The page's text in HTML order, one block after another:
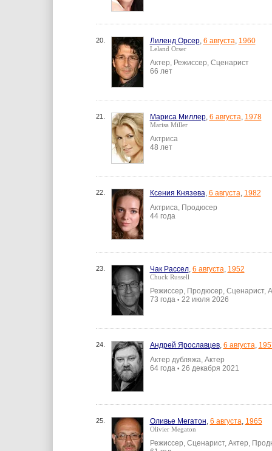
20. Лиленд Орсер, 6 августа, 1960
Leland Orser
Актер, Режиссер, Сценарист
66 лет
21. Мариса Миллер, 6 августа, 1978
Marisa Miller
Актриса
48 лет
22. Ксения Князева, 6 августа, 1982
Актриса, Продюсер
44 года
23. Чак Рассел, 6 августа, 1952
Chuck Russell
Режиссер, Продюсер, Сценарист,
73 года • 22 июля 2026
24. Андрей Ярославцев, 6 августа,
Актер дубляжа, Актер
64 года • 26 декабря 2021
25. Оливье Мегатон, 6 августа, 1965
Olivier Megaton
Режиссер, Сценарист, Актер,